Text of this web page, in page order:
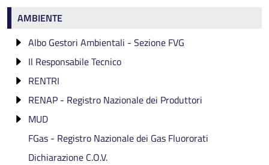
Ambiente
AMBIENTE
Albo Gestori Ambientali - Sezione FVG
Categorie di iscrizione
Categoria 1
Categoria 2 bis
Categoria 3 bis - abrogata
Categoria 4
Fruibilità Dati Albo
AGESTsmart
Il Responsabile Tecnico
Verifica di idoneità
Dispensa
Affiancamento
Cessazione
RENTRI
RENTRI: formazione gratuita
RENAP - Registro Nazionale dei Produttori
RAEE Registro Produttori apparecchiature
elettriche ed elettroniche
Registro Nazionale Pile ed Accumulatori
MUD
MUD 2026: formazione gratuita
FGas - Registro Nazionale dei Gas Fluororati
Dichiarazione C.O.V.